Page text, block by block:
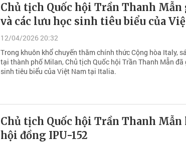
Chủ tịch Quốc hội Trần Thanh
và các lưu học sinh tiêu biểu của
12/04/2026 20:32
Trong khuôn khổ chuyến thăm chính thức Cộng hòa Italy,
tại thành phố Milan, Chủ tịch Quốc hội Trần Thanh Mẫn
sinh tiêu biểu của Việt Nam tại Italia.
Chủ tịch Quốc hội Trần Thanh
hội đồng IPU-152